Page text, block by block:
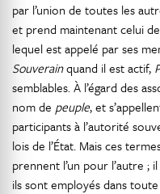
par l’union de toutes les
et prend maintenant celui de
lequel est appelé par ses
Souverainquand il est actif,
semblables. À l’égard des
nom de peuple, et
participants à l’autorité
lois de l’État. Mais ces
prennent l’un pour l’autre ;
ils sont employés dans